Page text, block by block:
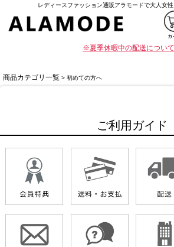
レディースファッション通販アラモードで大人女
※夏季休暇中の配送につい
商品カテゴリ一覧 > 初めての方へ
ご利用ガイド